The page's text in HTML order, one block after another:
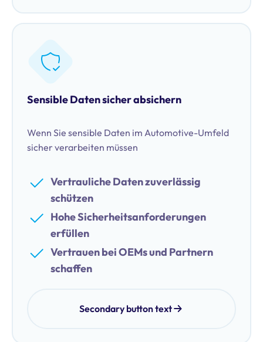
Sensible Daten sicher absichern
Wenn Sie sensible Daten im Automotive-Umfeld
sicher verarbeiten müssen
Vertrauliche Daten zuverlässig
schützen
Hohe Sicherheitsanforderungen
erfüllen
Vertrauen bei OEMs und Partnern
schaffen
Secondary button text